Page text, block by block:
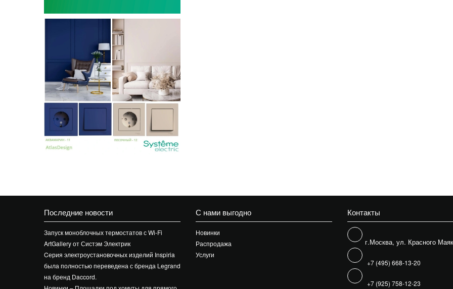
Последние новости
Запуск моноблочных термостатов с Wi-Fi
ArtGallery от Систэм Электрик
Cерия электроустановочных изделий Inspiria
была полностью переведена с бренда Legrand
на бренд Daccord.
С нами выгодно
Новинки
Распродажа
Услуги
Контакты
г.Москва, ул. Красного
+7 (495) 668-13-20
+7 (925) 758-12-23